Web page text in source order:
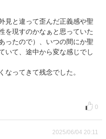
見と違って歪んだ正義感や聖
を現すのかなぁと思っていた
ったので）、いつの間にか聖
いて、途中から変な感じでし
なってきて残念でした。
0
2025/06/04 20:11